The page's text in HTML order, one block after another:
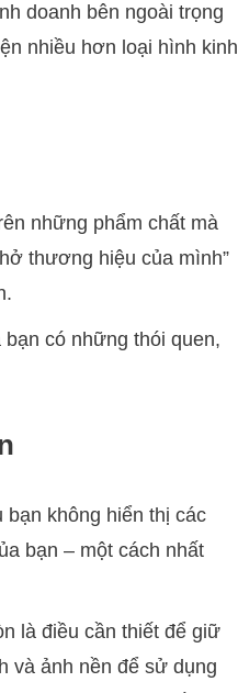
doanh bên ngoài trọng
nhiều hơn loại hình kinh
những phẩm chất mà
thương hiệu của mình”
có những thói quen,
không hiển thị các
bạn – một cách nhất
là điều cần thiết để giữ
và ảnh nền để sử dụng